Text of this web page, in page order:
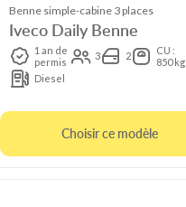
Benne simple-cabine 3 places
Iveco Daily Benne
1 an de
permis
3 2
CU :
850 kg
Diesel
Choisir ce modèle